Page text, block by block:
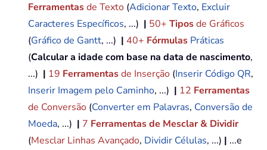
Ferramentasde Texto (Adicionar Texto, Excluir
Caracteres Específicos, ...) | 50+ Tiposde Gráficos
(Gráfico de Gantt, ...) | 40+ Fórmulas Práticas
(Calcular a idade com base na data de nascimento,
...) | 19 Ferramentasde Inserção (Inserir Código QR,
Inserir Imagem pelo Caminho, ...) | 12 Ferramentas
de Conversão (Converter em Palavras, Conversão de
Moeda, ...) | 7 Ferramentas de Mesclar & Dividir
(Mesclar Linhas Avançado, Dividir Células, ...) | ...e